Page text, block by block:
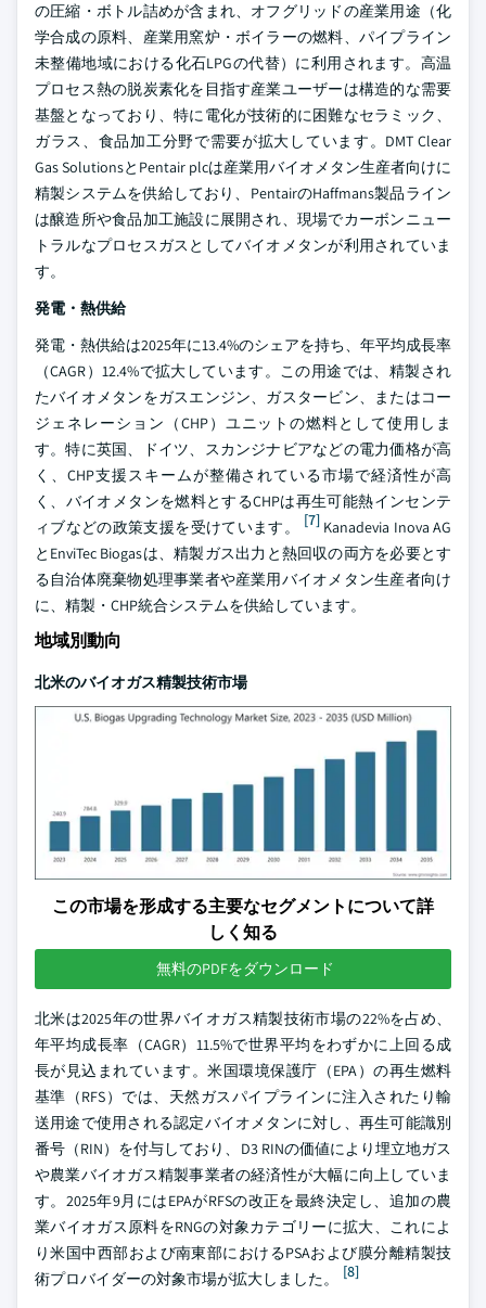
の圧縮・ボトル詰めが含まれ、オフグリッドの産業用途（化
学合成の原料、産業用窯炉・ボイラーの燃料、パイプライン
未整備地域における化石LPGの代替）に利用されます。高温
プロセス熱の脱炭素化を目指す産業ユーザーは構造的な需要
基盤となっており、特に電化が技術的に困難なセラミック、
ガラス、食品加工分野で需要が拡大しています。DMT Clear
Gas SolutionsとPentair plcは産業用バイオメタン生産者向けに
精製システムを供給しており、PentairのHaffmans製品ライン
は醸造所や食品加工施設に展開され、現場でカーボンニュー
トラルなプロセスガスとしてバイオメタンが利用されていま
す。
発電・熱供給
発電・熱供給は2025年に13.4%のシェアを持ち、年平均成長率
（CAGR）12.4%で拡大しています。この用途では、精製され
たバイオメタンをガスエンジン、ガスタービン、またはコー
ジェネレーション（CHP）ユニットの燃料として使用しま
す。特に英国、ドイツ、スカンジナビアなどの電力価格が高
く、CHP支援スキームが整備されている市場で経済性が高
く、バイオメタンを燃料とするCHPは再生可能熱インセンテ
ィブなどの政策支援を受けています。
[7]Kanadevia Inova AG
とEnviTec Biogasは、精製ガス出力と熱回収の両方を必要とす
る自治体廃棄物処理事業者や産業用バイオメタン生産者向け
に、精製・CHP統合システムを供給しています。
地域別動向
北米のバイオガス精製技術市場
この市場を形成する主要なセグメントについて詳
しく知る
無料のPDFをダウンロード
北米は2025年の世界バイオガス精製技術市場の22%を占め、
年平均成長率（CAGR）11.5%で世界平均をわずかに上回る成
長が見込まれています。米国環境保護庁（EPA）の再生燃料
基準（RFS）では、天然ガスパイプラインに注入されたり輸
送用途で使用される認定バイオメタンに対し、再生可能識別
番号（RIN）を付与しており、D3 RINの価値により埋立地ガス
や農業バイオガス精製事業者の経済性が大幅に向上していま
す。2025年9月にはEPAがRFSの改正を最終決定し、追加の農
業バイオガス原料をRNGの対象カテゴリーに拡大、これによ
り米国中西部および南東部におけるPSAおよび膜分離精製技
術プロバイダーの対象市場が拡大しました。
[8]